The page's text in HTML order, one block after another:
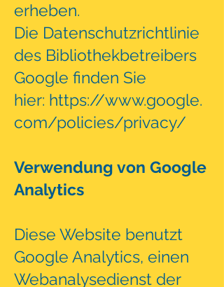
erheben.
Die Datenschutzrichtlinie
des Bibliothekbetreibers
Google finden Sie
hier: https://www.google.
com/policies/privacy/
Verwendung von Google
Analytics
Diese Website benutzt
Google Analytics, einen
Webanalysedienst der